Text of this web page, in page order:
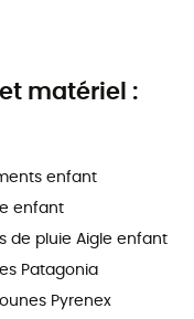
matériel :
enfant
enfant
de pluie Aigle enfant
Patagonia
Pyrenex